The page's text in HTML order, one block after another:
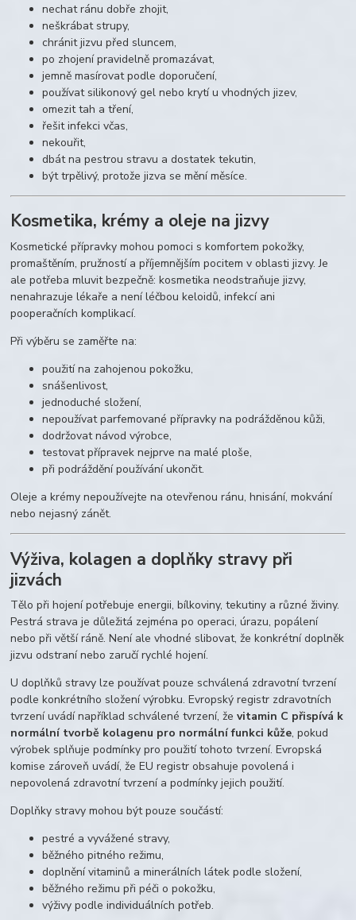
nechat ránu dobře zhojit,
neškrábat strupy,
chránit jizvu před sluncem,
po zhojení pravidelně promazávat,
jemně masírovat podle doporučení,
používat silikonový gel nebo krytí u vhodných jizev,
omezit tah a tření,
řešit infekci včas,
nekouřit,
dbát na pestrou stravu a dostatek tekutin,
být trpělivý, protože jizva se mění měsíce.
Kosmetika, krémy a oleje na jizvy
Kosmetické přípravky mohou pomoci s komfortem pokožky,
promaštěním, pružností a příjemnějším pocitem v oblasti jizvy. Je
ale potřeba mluvit bezpečně: kosmetika neodstraňuje jizvy,
nenahrazuje lékaře a není léčbou keloidů, infekcí ani
pooperačních komplikací.
Při výběru se zaměřte na:
použití na zahojenou pokožku,
snášenlivost,
jednoduché složení,
nepoužívat parfemované přípravky na podrážděnou kůži,
dodržovat návod výrobce,
testovat přípravek nejprve na malé ploše,
při podráždění používání ukončit.
Oleje a krémy nepoužívejte na otevřenou ránu, hnisání, mokvání
nebo nejasný zánět.
Výživa, kolagen a doplňky stravy při
jizvách
Tělo při hojení potřebuje energii, bílkoviny, tekutiny a různé živiny.
Pestrá strava je důležitá zejména po operaci, úrazu, popálení
nebo při větší ráně. Není ale vhodné slibovat, že konkrétní doplněk
jizvu odstraní nebo zaručí rychlé hojení.
U doplňků stravy lze používat pouze schválená zdravotní tvrzení
podle konkrétního složení výrobku. Evropský registr zdravotních
tvrzení uvádí například schválené tvrzení, ževitamin C přispívá k
normální tvorbě kolagenu pro normální funkci kůže, pokud
výrobek splňuje podmínky pro použití tohoto tvrzení. Evropská
komise zároveň uvádí, že EU registr obsahuje povolená i
nepovolená zdravotní tvrzení a podmínky jejich použití.
Doplňky stravy mohou být pouze součástí:
pestré a vyvážené stravy,
běžného pitného režimu,
doplnění vitaminů a minerálních látek podle složení,
běžného režimu při péči o pokožku,
výživy podle individuálních potřeb.